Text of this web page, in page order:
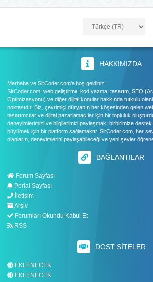
HAKKIMIZDA
Merhaba ve SirCoder.com'a hoş geldiniz!
SirCoder.com, web geliştirme, kod yazma, tasarım, SEO
Optimizasyonu) ve diğer dijital konular hakkında tutkulu
noktasıdır. Biz, çevrimiçi dünyanın her köşesinden gelen
tasarımcılar ve dijital pazarlamacılar için bir topluluk
deneyimlerimizi ve bilgilerimizi paylaşmak, birbirimize
büyümek için bir platform sağlamaktır. SirCoder.com, her
olanların, deneyimlerini paylaşabileceği ve yeni şeyler
BAĞLANTILAR
Forum Sayfası
Portal Sayfası
İletişim
Arşiv
Forumları Okundu Kabul Et
RSS
DOST SITELER
EKLENECEK
EKLENECEK